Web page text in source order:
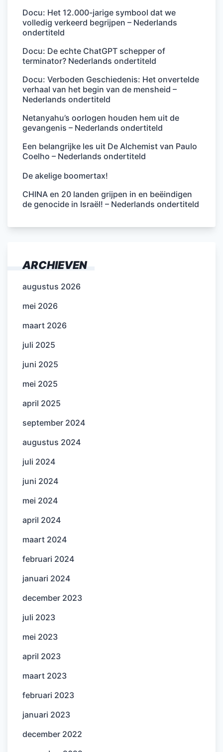
Docu: Het 12.000-jarige symbool dat we
volledig verkeerd begrijpen – Nederlands
ondertiteld
Docu: De echte ChatGPT schepper of
terminator? Nederlands ondertiteld
Docu: Verboden Geschiedenis: Het onvertelde
verhaal van het begin van de mensheid –
Nederlands ondertiteld
Netanyahu’s oorlogen houden hem uit de
gevangenis – Nederlands ondertiteld
Een belangrijke les uit De Alchemist van Paulo
Coelho – Nederlands ondertiteld
De akelige boomertax!
CHINA en 20 landen grijpen in en beëindigen
de genocide in Israël! – Nederlands ondertiteld
ARCHIEVEN
augustus 2026
mei 2026
maart 2026
juli 2025
juni 2025
mei 2025
april 2025
september 2024
augustus 2024
juli 2024
juni 2024
mei 2024
april 2024
maart 2024
februari 2024
januari 2024
december 2023
juli 2023
mei 2023
april 2023
maart 2023
februari 2023
januari 2023
december 2022